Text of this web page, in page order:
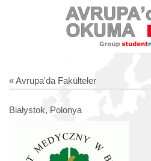
« Avrupa'da Fakülteler
Białystok, Polonya